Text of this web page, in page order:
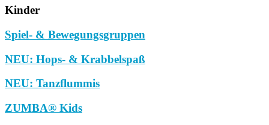
Kinder
Spiel- & Bewegungsgruppen
NEU: Hops- & Krabbelspaß
NEU: Tanzflummis
ZUMBA® Kids